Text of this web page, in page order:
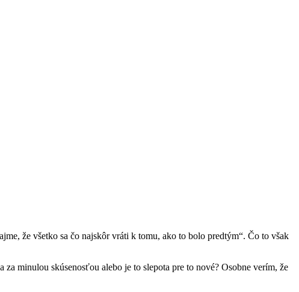
že všetko sa čo najskôr vráti k tomu, ako to bolo predtým“. Čo to však
minulou skúsenosťou alebo je to slepota pre to nové? Osobne verím, že